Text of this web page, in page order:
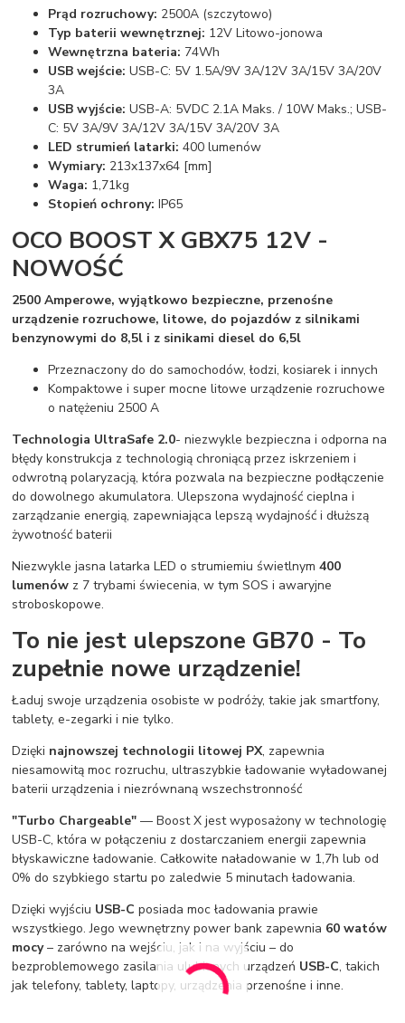
Prąd rozruchowy: 2500A (szczytowo)
Typ baterii wewnętrznej: 12V Litowo-jonowa
Wewnętrzna bateria: 74Wh
USB wejście:USB-C: 5V 1.5A/9V 3A/12V 3A/15V 3A/20V
3A
USB wyjście:USB-A: 5VDC 2.1A Maks. / 10W Maks.; USB-
C: 5V 3A/9V 3A/12V 3A/15V 3A/20V 3A
LED strumień latarki:400 lumenów
Wymiary: 213x137x64 [mm]
Waga: 1,71kg
Stopień ochrony:IP65
OCO BOOST X GBX75 12V -
NOWOŚĆ
2500 Amperowe, wyjątkowo bezpieczne, przenośne
urządzenie rozruchowe, litowe, do pojazdów z silnikami
benzynowymi do 8,5l i z sinikami diesel do 6,5l
Przeznaczony do do samochodów, łodzi, kosiarek i innych
Kompaktowe i super mocne litowe urządzenie rozruchowe
o natężeniu 2500 A
Technologia UltraSafe 2.0- niezwykle bezpieczna i odporna na
błędy konstrukcja z technologią chroniącą przez iskrzeniem i
odwrotną polaryzacją, która pozwala na bezpieczne podłączenie
do dowolnego akumulatora. Ulepszona wydajność cieplna i
zarządzanie energią, zapewniająca lepszą wydajność i dłuższą
żywotność baterii
Niezwykle jasna latarka LED o strumiemiu świetlnym400
lumenów z 7 trybami świecenia, w tym SOS i awaryjne
stroboskopowe.
To nie jest ulepszone GB70 - To
zupełnie nowe urządzenie!
Ładuj swoje urządzenia osobiste w podróży, takie jak smartfony,
tablety, e-zegarki i nie tylko.
Dzięki najnowszej technologii litowej PX, zapewnia
niesamowitą moc rozruchu, ultraszybkie ładowanie wyładowanej
baterii urządzenia i niezrównaną wszechstronność
"Turbo Chargeable" — Boost X jest wyposażony w technologię
USB-C, która w połączeniu z dostarczaniem energii zapewnia
błyskawiczne ładowanie. Całkowite naładowanie w 1,7h lub od
0% do szybkiego startu po zaledwie 5 minutach ładowania.
Dzięki wyjściu USB-C posiada moc ładowania prawie
wszystkiego. Jego wewnętrzny power bank zapewnia 60 watów
mocy– zarówno na wejściu, jak i na wyjściu – do
bezproblemowego zasilania ulubionych urządzeń USB-C, takich
jak telefony, tablety, laptopy, urządzenia przenośne i inne.